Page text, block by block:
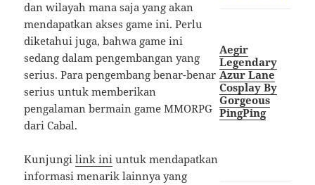
dan wilayah mana saja yang akan
mendapatkan akses game ini. Perlu
diketahui juga, bahwa game ini
sedang dalam pengembangan yang
serius. Para pengembang benar-benar
serius untuk memberikan
pengalaman bermain game MMORPG
dari Cabal.
Kunjungilink ini untuk mendapatkan
informasi menarik lainnya yang
Aegir
Legendary
Azur Lane
Cosplay By
Gorgeous
PingPing